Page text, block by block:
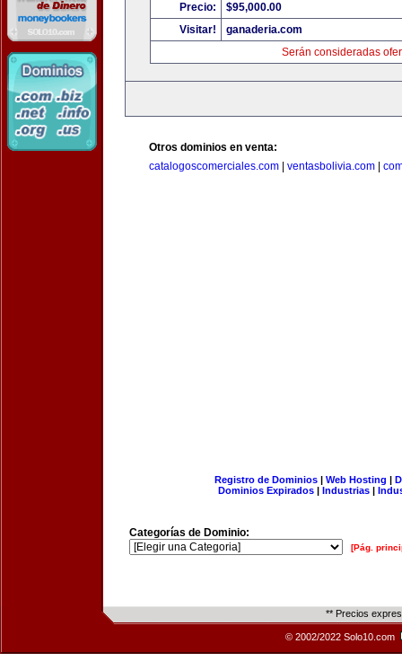
Precio:
$95,000.00
Visitar!
ganaderia.com
Serán consideradas
Otros dominios en venta:
catalogoscomerciales.com
ventasbolivia.com
Registro de Dominios| Web Hosting |
Dominios Expirados | Industrias |
Categorías de Dominio:
[Pág.
** Precios
© 2002/2022 Solo10.com